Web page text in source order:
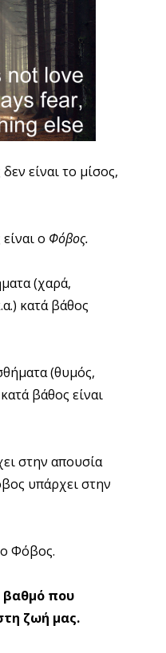
είναι το μίσος,
ο Φόβος.
(χαρά,
κατά βάθος
(θυμός,
βάθος είναι
στην απουσία
υπάρχει στην
ο Φόβος.
βαθμό που
ζωή μας.